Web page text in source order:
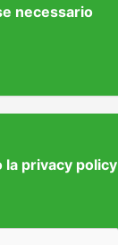
necessario
la privacy policy